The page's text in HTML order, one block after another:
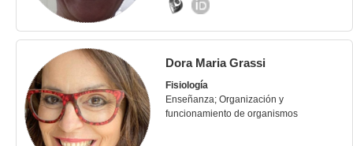
Dora Maria Grassi
Fisiología
Enseñanza; Organización y
funcionamiento de organismos